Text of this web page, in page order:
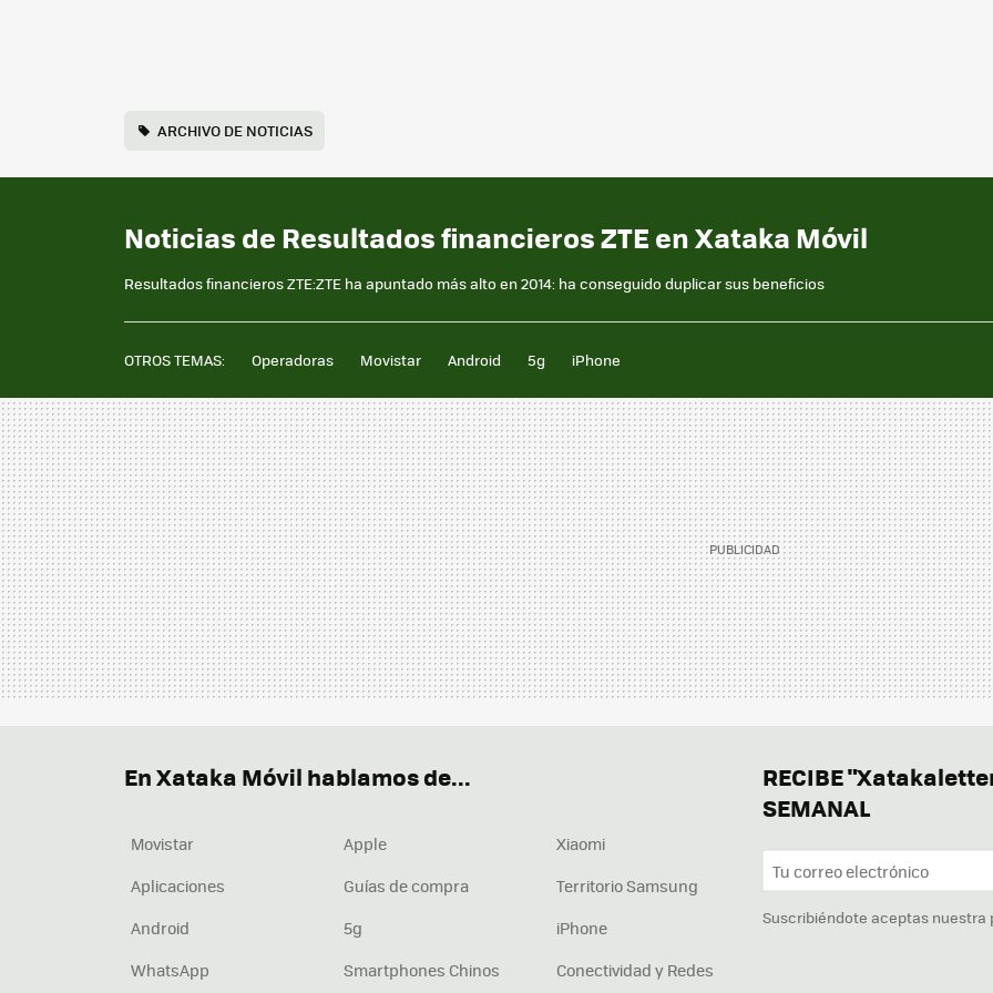
ARCHIVO DE NOTICIAS
Noticias de Resultados financieros ZTE en Xataka Móvil
Resultados financieros ZTE:ZTE ha apuntado más alto en 2014: ha conseguido duplicar sus beneficios
OTROS TEMAS: Operadoras Movistar Android 5g iPhone
RECIBE
SEMANAL
Suscribiéndote aceptas nuestra
En Xataka Móvil hablamos de...
Movistar Apple
Xiaomi
Aplicaciones
Guías de compra
Territorio Samsung
Android
5g
iPhone
WhatsApp
Smartphones Chinos Conectividad y Redes